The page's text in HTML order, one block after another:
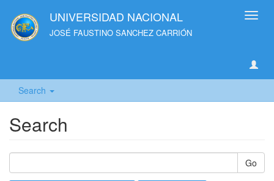
UNIVERSIDAD NACIONAL
JOSÉ FAUSTINO SANCHEZ CARRIÓN
Search
Search
Go